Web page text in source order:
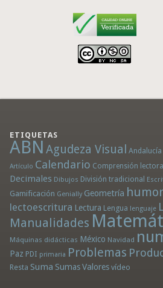
ETIQUETAS
ABN Agudeza Visual Andalucía
Artículo Calendario Comprensión lectora
Decimales Dibujos División tradicional
Gamificación Genially Geometría humor
lectoescritura Lectura Lengua lenguaje
Manualidades
Máquinas didácticas México Navidad
Paz PDI primaria Problemas
Resta Suma Sumas Valores vídeo